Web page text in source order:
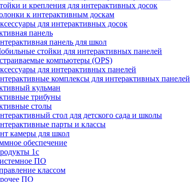
и крепления для интерактивных досок
к интерактивным доскам
для интерактивных досок
панель
панель для школ
стойки для интерактивных панелей
компьютеры (OPS)
для интерактивных панелей
комплексы для интерактивных панелей
кульман
трибуны
столы
стол для детского сада и школы
парты и классы
камеры для школ
обеспечение
1с
ПО
классом
ПО